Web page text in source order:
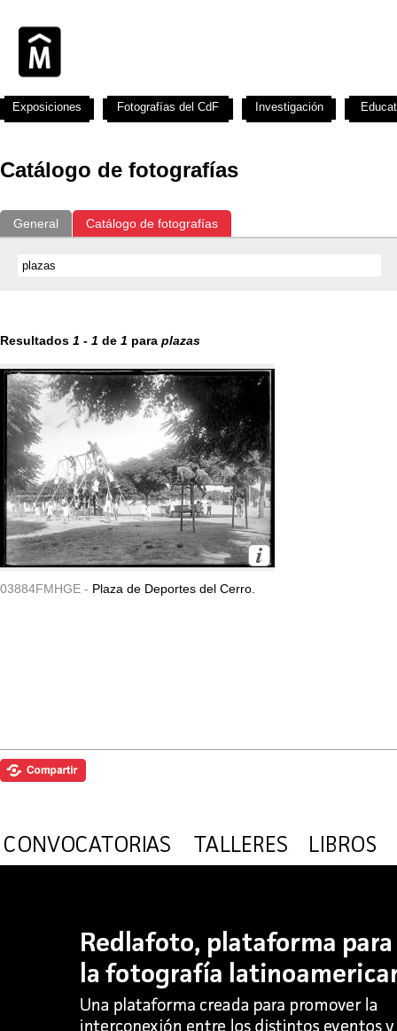
Catálogo de fotografías
General Catálogo de fotografías
Resultados 1 - 1 de 1 para plazas
03884FMHGE - Plaza de Deportes del Cerro.
Exposiciones Fotografías del CdF Investigación